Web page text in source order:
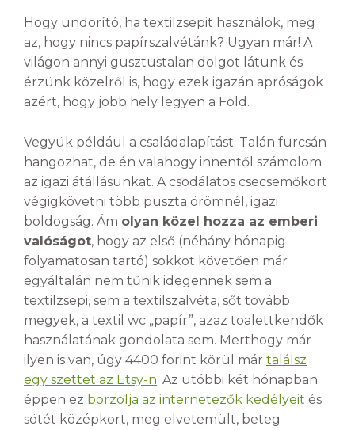
Hogy undorító, ha textilzsepit használok, meg
az, hogy nincs papírszalvétánk? Ugyan már! A
világon annyi gusztustalan dolgot látunk és
érzünk közelről is, hogy ezek igazán apróságok
azért, hogy jobb hely legyen a Föld.
Vegyük például a családalapítást. Talán furcsán
hangozhat, de én valahogy innentől számolom
az igazi átállásunkat. A csodálatos csecsemőkort
végigkövetni több puszta örömnél, igazi
boldogság. Ám olyan közel hozza az emberi
valóságot, hogy az első (néhány hónapig
folyamatosan tartó) sokkot követően már
egyáltalán nem tűnik idegennek sem a
textilzsepi, sem a textilszalvéta, sőt tovább
megyek, a textil wc „papír”, azaz toalettkendők
használatának gondolata sem. Merthogy már
ilyen is van, úgy 4400 forint körül már találsz
egy szettet az Etsy-n. Az utóbbi két hónapban
éppen ez borzolja az internetezők kedélyeit és
sötét középkort, meg elvetemült, beteg